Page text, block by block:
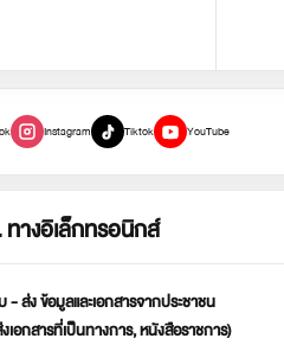
Instagram Tiktok YouTube
างอิเล็กทรอนิกส์
- ส่ง ข้อมูลและเอกสารจากประชาชน
เอกสารที่เป็นทางการ, หนังสือราชการ)